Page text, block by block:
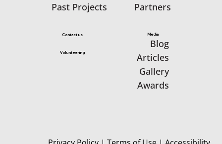
Partners
Past Projects
Media
Blog
Articles
Gallery
Awards
Volunteering
Contact us